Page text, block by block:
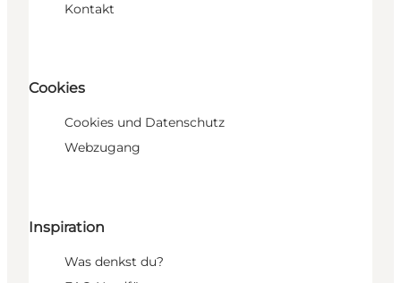
Kontakt
Cookies
Cookies und Datenschutz
Webzugang
Inspiration
Was denkst du?